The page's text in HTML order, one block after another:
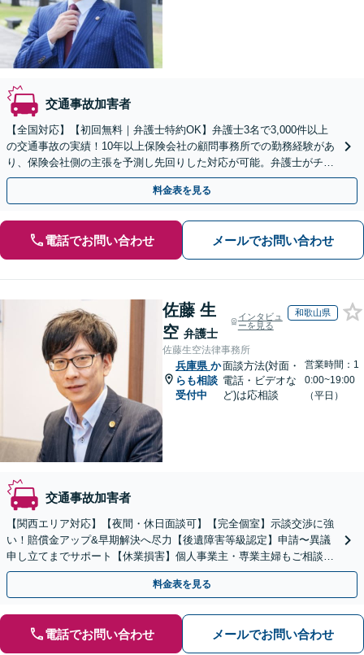
交通事故加害者
【全国対応】【初回無料｜弁護士特約OK】弁護士3名で3,000件以上
の交通事故の実績！10年以上保険会社の顧問事務所での勤務経験があ
り、保険会社側の主張を予測し先回りした対応が可能。弁護士がチー
ムとなり示談交渉、休業損害、後遺障害等に対応。
料金表を見る
電話でお問い合わせ メールでお問い合わせ
佐藤 生
空 弁護士
インタビュ
ーを見る
和歌山県
佐藤生空法律事務所
兵庫県 か
らも相談
受付中
面談方法(対面・
電話・ビデオな
ど)は応相談
営業時間：1
0:00~19:00
（平日）
交通事故加害者
【関西エリア対応】【夜間・休日面談可】【完全個室】示談交渉に強
い！賠償金アップ&早期解決へ尽力【後遺障害等級認定】申請〜異議
申し立てまでサポート【休業損害】個人事業主・専業主婦もご相談
を！弁護士費用特約の利用で自己負担ゼロに
料金表を見る
電話でお問い合わせ メールでお問い合わせ